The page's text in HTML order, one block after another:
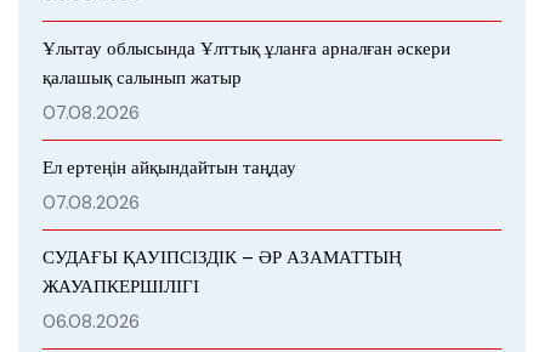
Ұлытау облысында Ұлттық ұланға арналған әскери
қалашық салынып жатыр
07.08.2026
Ел ертеңін айқындайтын таңдау
07.08.2026
СУДАҒЫ ҚАУІПСІЗДІК – ӘР АЗАМАТТЫҢ
ЖАУАПКЕРШІЛІГІ
06.08.2026